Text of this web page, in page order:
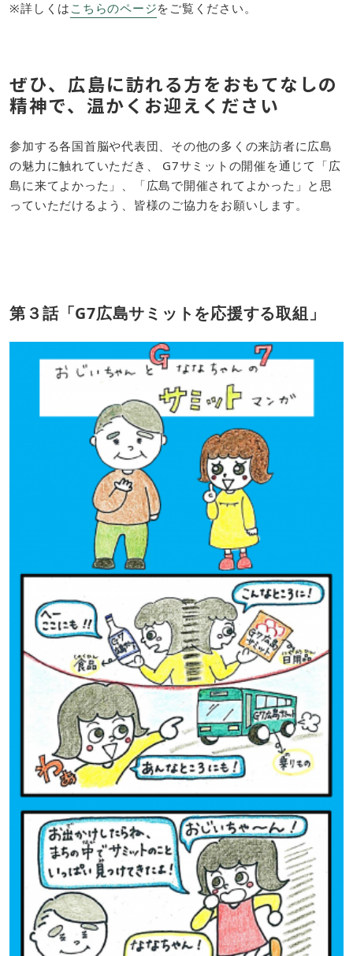
※詳しくは こちらのページをご覧ください。
ぜひ、広島に訪れる方をおもてなしの
精神で、温かくお迎えください
参加する各国首脳や代表団、その他の多くの来訪者に広島
の魅力に触れていただき、
G7サミットの開催を通じて「広
島に来てよかった」、「広島で開催されてよかった」と思
っていただけるよう、皆様のご協力をお願いします。
第３話「G7広島サミットを応援する取組」